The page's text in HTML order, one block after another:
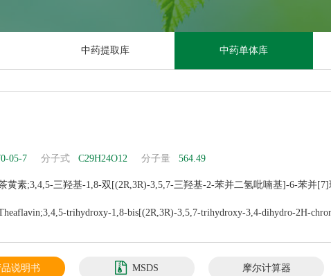
中药提取库 中药单体库
05-7 分子式 C29H24O12 分子量 564.49
黄素;3,4,5-三羟基-1,8-双[(2R,3R)-3,5,7-三羟基-2-苯并二氢吡喃基]-6-苯并
trihydroxy-1,8-bis[(2R,3R)-3,5,7-trihydroxy-3,4-dihydro-2H-
品说明书 MSDS 摩尔计算器